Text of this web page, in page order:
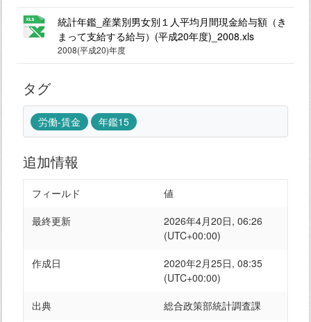
統計年鑑_産業別男女別１人平均月間現金給与額（き
まって支給する給与）(平成20年度)_2008.xls
2008(平成20)年度
タグ
労働-賃金 年鑑15
追加情報
フィールド
値
最終更新
2026年4月20日, 06:26
(UTC+00:00)
作成日
2020年2月25日, 08:35
(UTC+00:00)
出典
総合政策部統計調査課